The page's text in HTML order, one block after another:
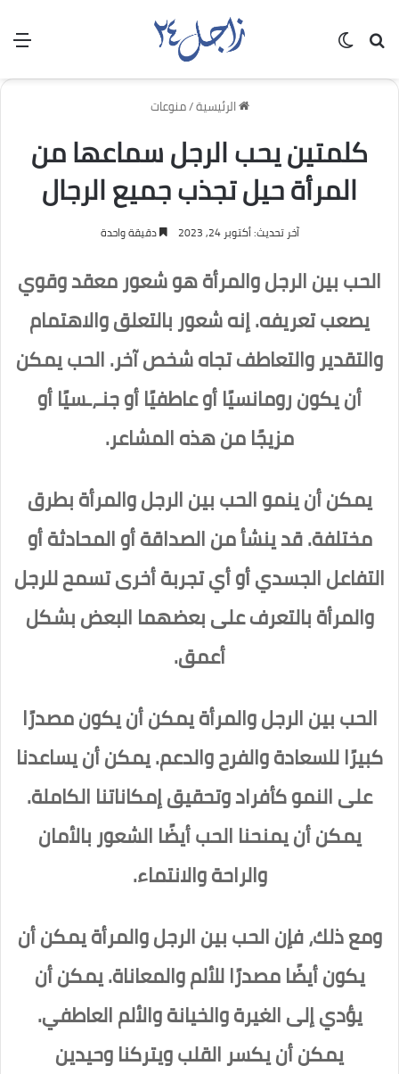
بحث عن
الرئيسية/منوعات
كلمتين يحب الرجل سماعها من
المرأة حيل تجذب جميع الرجال
آخر تحديث: أكتوبر 24, 2023 دقيقة واحدة
الحب بين الرجل والمرأة هو شعور معقد وقوي
يصعب تعريفه. إنه شعور بالتعلق والاهتمام
والتقدير والتعاطف تجاه شخص آخر. الحب يمكن
أن يكون رومانسيًا أو عاطفيًا أو جنـ،ـسيًا أو
مزيجًا من هذه المشاعر.
يمكن أن ينمو الحب بين الرجل والمرأة بطرق
مختلفة. قد ينشأ من الصداقة أو المحادثة أو
التفاعل الجسدي أو أي تجربة أخرى تسمح للرجل
والمرأة بالتعرف على بعضهما البعض بشكل
أعمق.
الحب بين الرجل والمرأة يمكن أن يكون مصدرًا
كبيرًا للسعادة والفرح والدعم. يمكن أن يساعدنا
على النمو كأفراد وتحقيق إمكاناتنا الكاملة.
يمكن أن يمنحنا الحب أيضًا الشعور بالأمان
والراحة والانتماء.
ومع ذلك، فإن الحب بين الرجل والمرأة يمكن أن
يكون أيضًا مصدرًا للألم والمعاناة. يمكن أن
يؤدي إلى الغيرة والخيانة والألم العاطفي.
يمكن أن يكسر القلب ويتركنا وحيدين